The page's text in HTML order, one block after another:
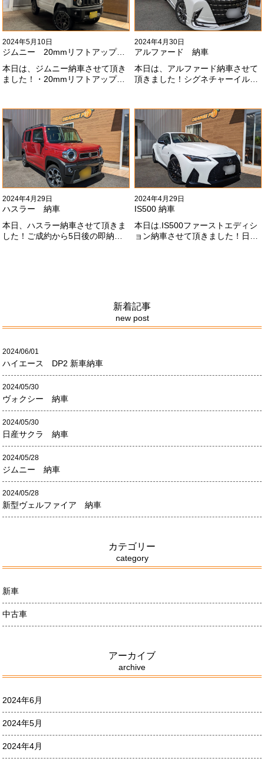
2024年5月10日
ジムニー 20mmリフトアップ納車
本日は、ジムニー納車させて頂き
ました！・20mmリフトアップ・
させて頂きました！！弊社で、短
期間に何台もご注文ありがどうご
ざいます！！これからもよろしく
お願いします
#x1f647;#x200d;#x2640;#xfe0f;
2024年4月30日
アルファード 納車
本日は、アルファード納車させて
頂きました！シグネチャーイル
よろしくお願いします
#x1f647;#x200d;#x2640;#xfe0f;
2024年4月29日
ハスラー 納車
本日、ハスラー納車させて頂きま
した！ご成約から5日後の即納車
2024年4月29日
IS500 納車
本日は.IS500ファーストエディシ
ョン納車させて頂きました！日本
絡ください！
新着記事
new post
2024/06/01
ハイエース DP2 新車納車
2024/05/30
ヴォクシー 納車
2024/05/30
日産サクラ 納車
2024/05/28
ジムニー 納車
2024/05/28
新型ヴェルファイア 納車
カテゴリー
category
新車
中古車
アーカイブ
archive
2024年6月
2024年5月
2024年4月